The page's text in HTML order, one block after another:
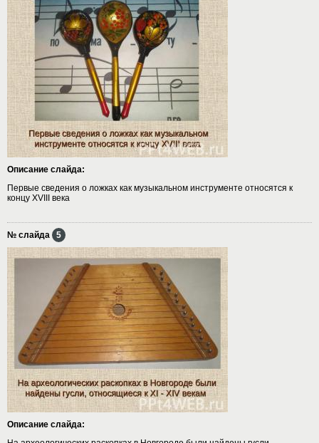
Описание слайда:
Первые сведения о ложках как музыкальном инструменте относятся к
концу XVIII века
№ слайда 5
Описание слайда: